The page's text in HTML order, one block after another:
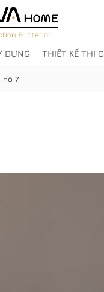
DỰNG THIẾT KẾ THI
hộ 7